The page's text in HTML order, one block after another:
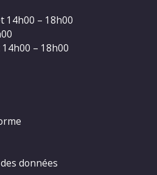
14h00 – 18h00
14h00 – 18h00
données